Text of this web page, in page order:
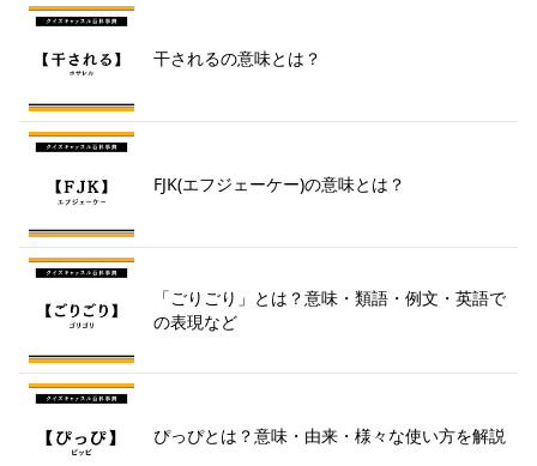
干されるの意味とは？
FJK(エフジェーケー)の意味とは？
「ごりごり」とは？意味・類語・例文・英語で
の表現など
ぴっぴとは？意味・由来・様々な使い方を解説